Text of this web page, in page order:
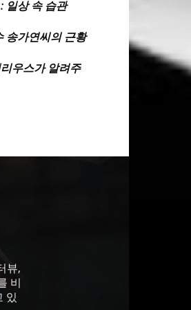
일상 속 습관
송가연씨의 근황
우스가 알려주
뷰,
비
있